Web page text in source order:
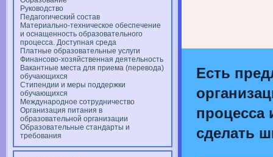
Руководство
Педагогический состав
Материально-техническое обеспечение
и оснащенность образовательного
процесса. Доступная среда
Платные образовательные услуги
Финансово-хозяйственная деятельность
Вакантные места для приема (перевода)
обучающихся
Стипендии и меры поддержки
обучающихся
Международное сотрудничество
Организация питания в
образовательной организации
Образовательные стандарты и
требования
Есть
процесса
сделать